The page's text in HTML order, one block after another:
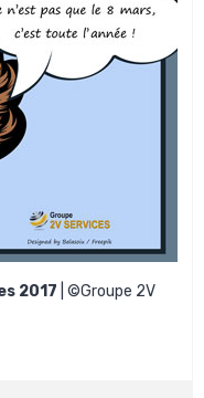
2017 | ©Groupe 2V